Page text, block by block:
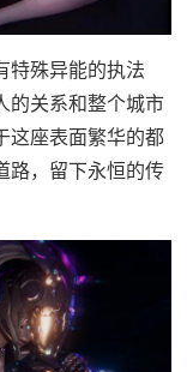
特殊异能的执法
的关系和整个城市
这座表面繁华的都
路，留下永恒的传